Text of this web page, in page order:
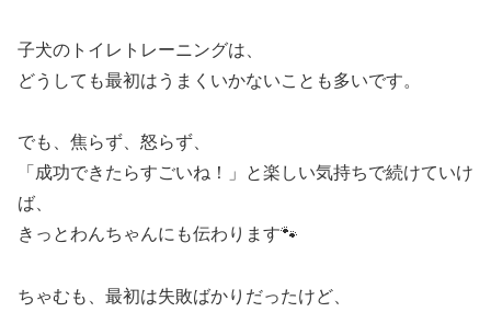
子犬のトイレトレーニングは、
どうしても最初はうまくいかないことも多いです。
でも、焦らず、怒らず、
「成功できたらすごいね！」と楽しい気持ちで続けていけ
ば、
きっとわんちゃんにも伝わります🐾
ちゃむも、最初は失敗ばかりだったけど、